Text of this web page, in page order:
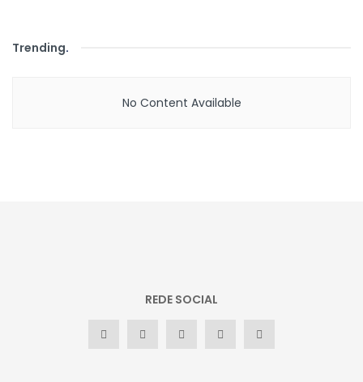
Trending.
No Content Available
REDE SOCIAL